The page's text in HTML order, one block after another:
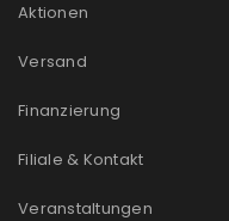
Aktionen
Versand
Finanzierung
Filiale & Kontakt
Veranstaltungen